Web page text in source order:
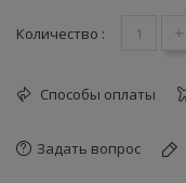
Количество : +
Способы оплаты
Задать вопрос